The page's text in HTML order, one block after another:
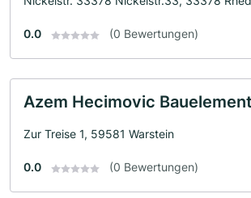
0.0 (0 Bewertungen)
Azem Hecimovic
Zur Treise 1, 59581 Warstein
0.0 (0 Bewertungen)